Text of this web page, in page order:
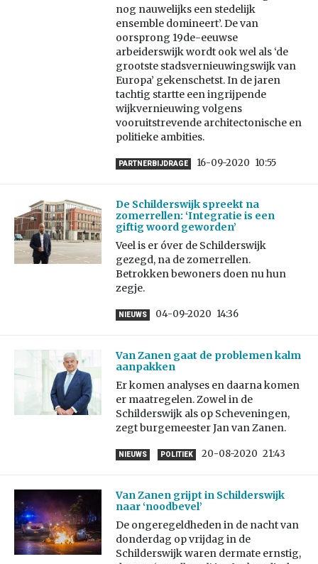
nog nauwelijks een stedelijk
ensemble domineert’. De van
oorsprong 19de-eeuwse
arbeiderswijk wordt ook wel als ‘de
grootste stadsvernieuwingswijk van
Europa’ gekenschetst. In de jaren
tachtig startte een ingrijpende
wijkvernieuwing volgens
vooruitstrevende architectonische en
politieke ambities.
PARTNERBIJDRAGE 16-09-2020 10:55
De Schilderswijk spreekt na
zomerrellen: ‘Integratie is een
giftig woord geworden’
Veel is er óver de Schilderswijk
gezegd, na de zomerrellen.
Betrokken bewoners doen nu hun
zegje.
NIEUWS 04-09-2020 14:36
Van Zanen gaat de problemen kalm
aanpakken
Er komen analyses en daarna komen
er maatregelen. Zowel in de
Schilderswijk als op Scheveningen,
zegt burgemeester Jan van Zanen.
NIEUWS POLITIEK 20-08-2020 21:43
Van Zanen grijpt in Schilderswijk
naar ‘noodbevel’
De ongeregeldheden in de nacht van
donderdag op vrijdag in de
Schilderswijk waren dermate ernstig,